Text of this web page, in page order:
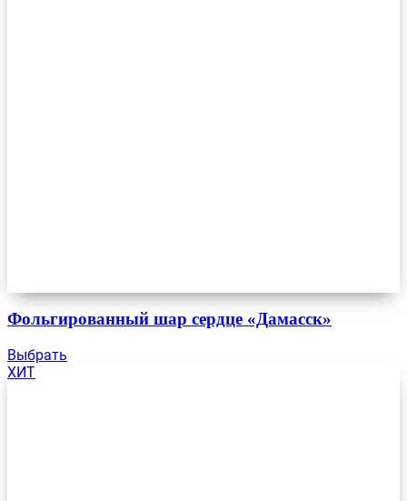
Фольгированный шар сердце «Дамасск»
Выбрать
ХИТ